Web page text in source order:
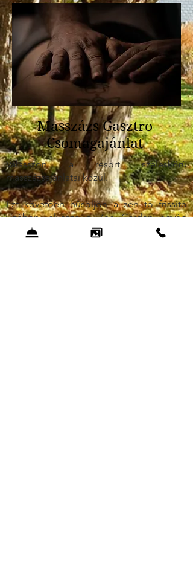
Masszázs Gasztro
Csomagajánlat
Válasszon a resort széleskörű
masszázsajánlatai közül.
Ezt követően hűsöljön a zen tó frissítő
vízében, élvezze a Zen Garden egyéb
szolgáltatásait.